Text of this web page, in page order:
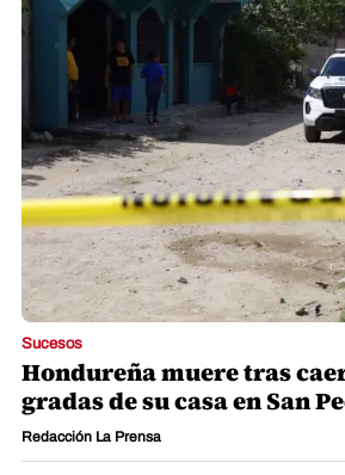
Sucesos
Hondureña muere tras
gradas de su casa en San
Redacción La Prensa